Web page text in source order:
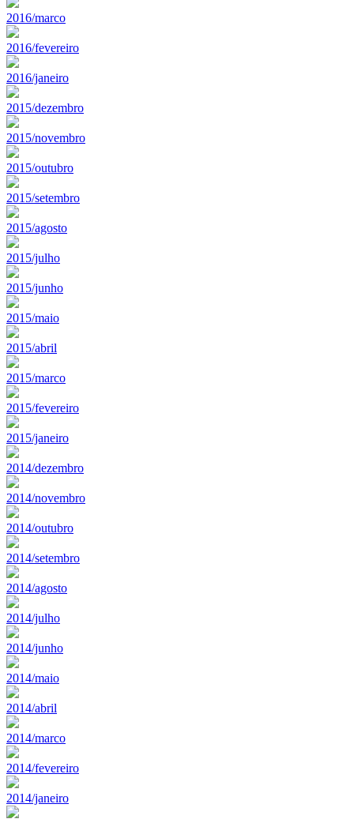
2016/marco
2016/fevereiro
2016/janeiro
2015/dezembro
2015/novembro
2015/outubro
2015/setembro
2015/agosto
2015/julho
2015/junho
2015/maio
2015/abril
2015/marco
2015/fevereiro
2015/janeiro
2014/dezembro
2014/novembro
2014/outubro
2014/setembro
2014/agosto
2014/julho
2014/junho
2014/maio
2014/abril
2014/marco
2014/fevereiro
2014/janeiro